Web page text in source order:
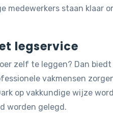
medewerkers staan klaar
legservice
zelf te leggen? Dan biedt
vakmensen
op vakkundige wijze
worden gelegd.